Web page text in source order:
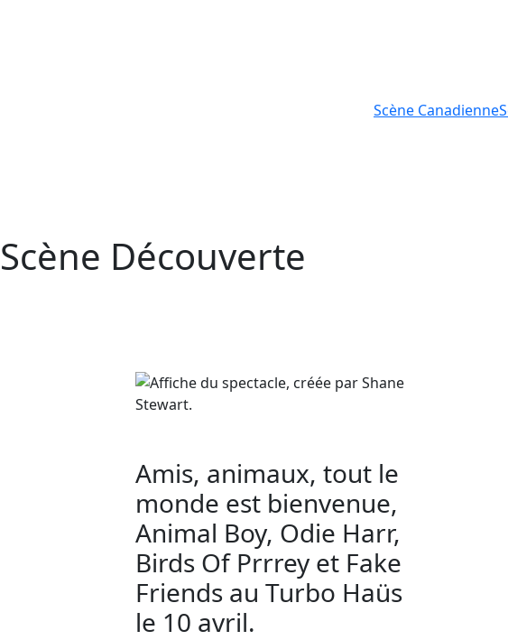
Scène Canadienne
Scène Découverte
Amis, animaux, tout le
monde est bienvenue,
Animal Boy, Odie Harr,
Birds Of Prrrey et Fake
Friends au Turbo Haüs
le 10 avril.